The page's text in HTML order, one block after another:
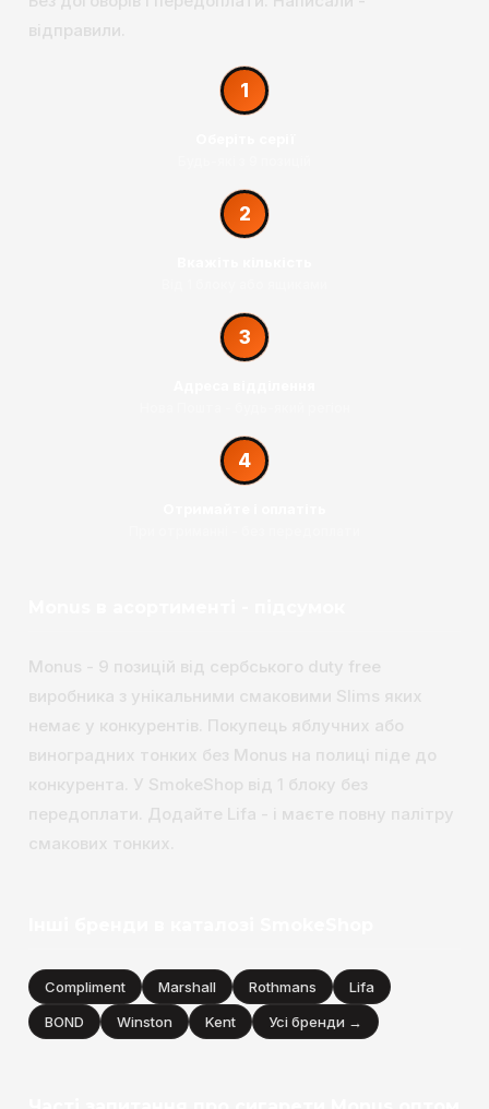
відправили.
1
2
3
4
Monus - 9 позицій від сербського duty free
виробника з унікальними смаковими Slims яких
немає у конкурентів. Покупець яблучних або
виноградних тонких без Monus на полиці піде до
конкурента. У SmokeShop від 1 блоку без
передоплати. Додайте Lifa - і маєте повну палітру
смакових тонких.
Compliment Marshall Rothmans
Lifa
BOND
Winston Kent Усі бренди →